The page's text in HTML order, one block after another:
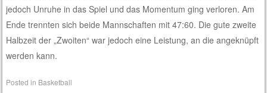
jedoch Unruhe in das Spiel und das Momentum ging verloren. Am
Ende trennten sich beide Mannschaften mit 47:60. Die gute zweite
Halbzeit der „Zwoiten“ war jedoch eine Leistung, an die angeknüpft
werden kann.
Posted in Basketball